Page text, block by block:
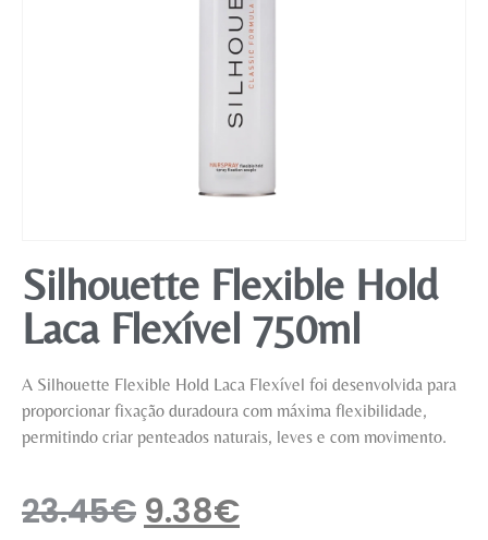
Silhouette Flexible Hold
Laca Flexível 750ml
A Silhouette Flexible Hold Laca Flexível foi desenvolvida para
proporcionar fixação duradoura com máxima flexibilidade,
permitindo criar penteados naturais, leves e com movimento.
23.45€ 9.38€